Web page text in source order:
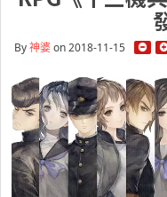
By神婆on 2018-11-15